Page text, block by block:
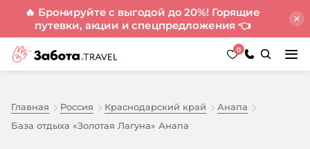
🔥 Бронируйте с выгодой до 20%! Горящие
путевки, акции и спецпредложения 👈
0
Главная Россия Краснодарский край
Анапа
База отдыха «Золотая Лагуна» Анапа